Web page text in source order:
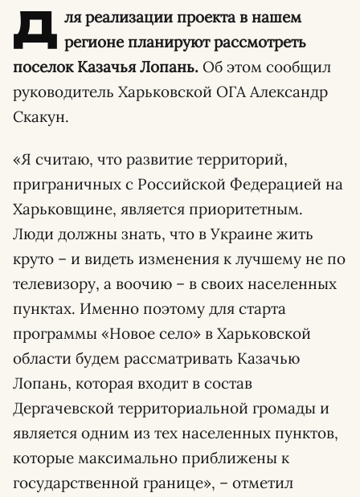
Д ля реализации проекта в нашем
регионе планируют рассмотреть
поселок Казачья Лопань. Об этом сообщил
руководитель Харьковской ОГА Александр
Скакун.
«Я считаю, что развитие территорий,
приграничных с Российской Федерацией на
Харьковщине, является приоритетным.
Люди должны знать, что в Украине жить
круто – и видеть изменения к лучшему не по
телевизору, а воочию – в своих населенных
пунктах. Именно поэтому для старта
программы «Новое село» в Харьковской
области будем рассматривать Казачью
Лопань, которая входит в состав
Дергачевской территориальной громады и
является одним из тех населенных пунктов,
которые максимально приближены к
государственной границе», – отметил